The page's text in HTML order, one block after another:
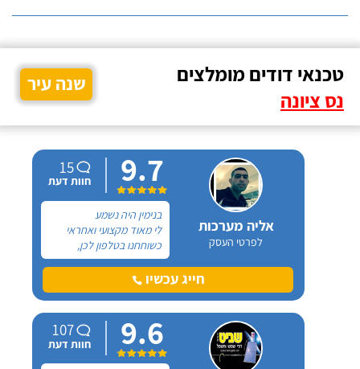
טכנאי דודים מומלצים
נס ציונה
שנה עיר
אליה מערכות
לפרטי העסק
9.7
15
חוות דעת
בנימין היה נשמע
לי מאוד מקצועי ואחראי
כשוחחנו בטלפון לכן,
הזמנתי אותו להחלפת דוד
שמש וקולטים בבניין בו אני
גרה והוא אכן נתן שירות
עבודה נקייה ומסודרת.
חייג עכשיו
9.6
107
חוות דעת